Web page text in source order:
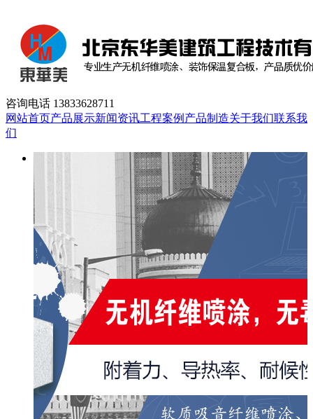
咨询电话 13833628711
网站首页产品展示新闻资讯工程案例 产品制造关于我们联系我
们